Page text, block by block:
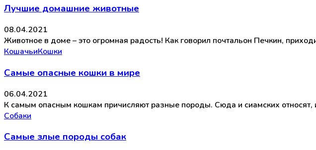
Лучшие домашние животные
08.04.2021
Животное в доме – это огромная радость! Как говорил почтальон Печкин,
КошачьиКошки
Самые опасные кошки в мире
06.04.2021
К самым опасным кошкам причисляют разные породы. Сюда и сиамских
Собаки
Самые злые породы собак